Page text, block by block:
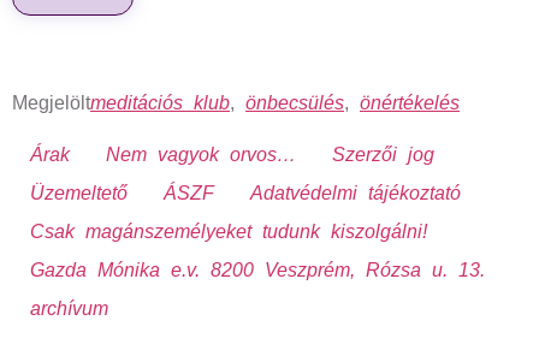
Megjelöltmeditációs klub, önbecsülés, önértékelés
Árak Nem vagyok orvos…
Szerzői jog
Üzemeltető
ÁSZF
Adatvédelmi tájékoztató
Csak magánszemélyeket tudunk kiszolgálni!
Gazda Mónika e.v. 8200 Veszprém, Rózsa u. 13.
archívum